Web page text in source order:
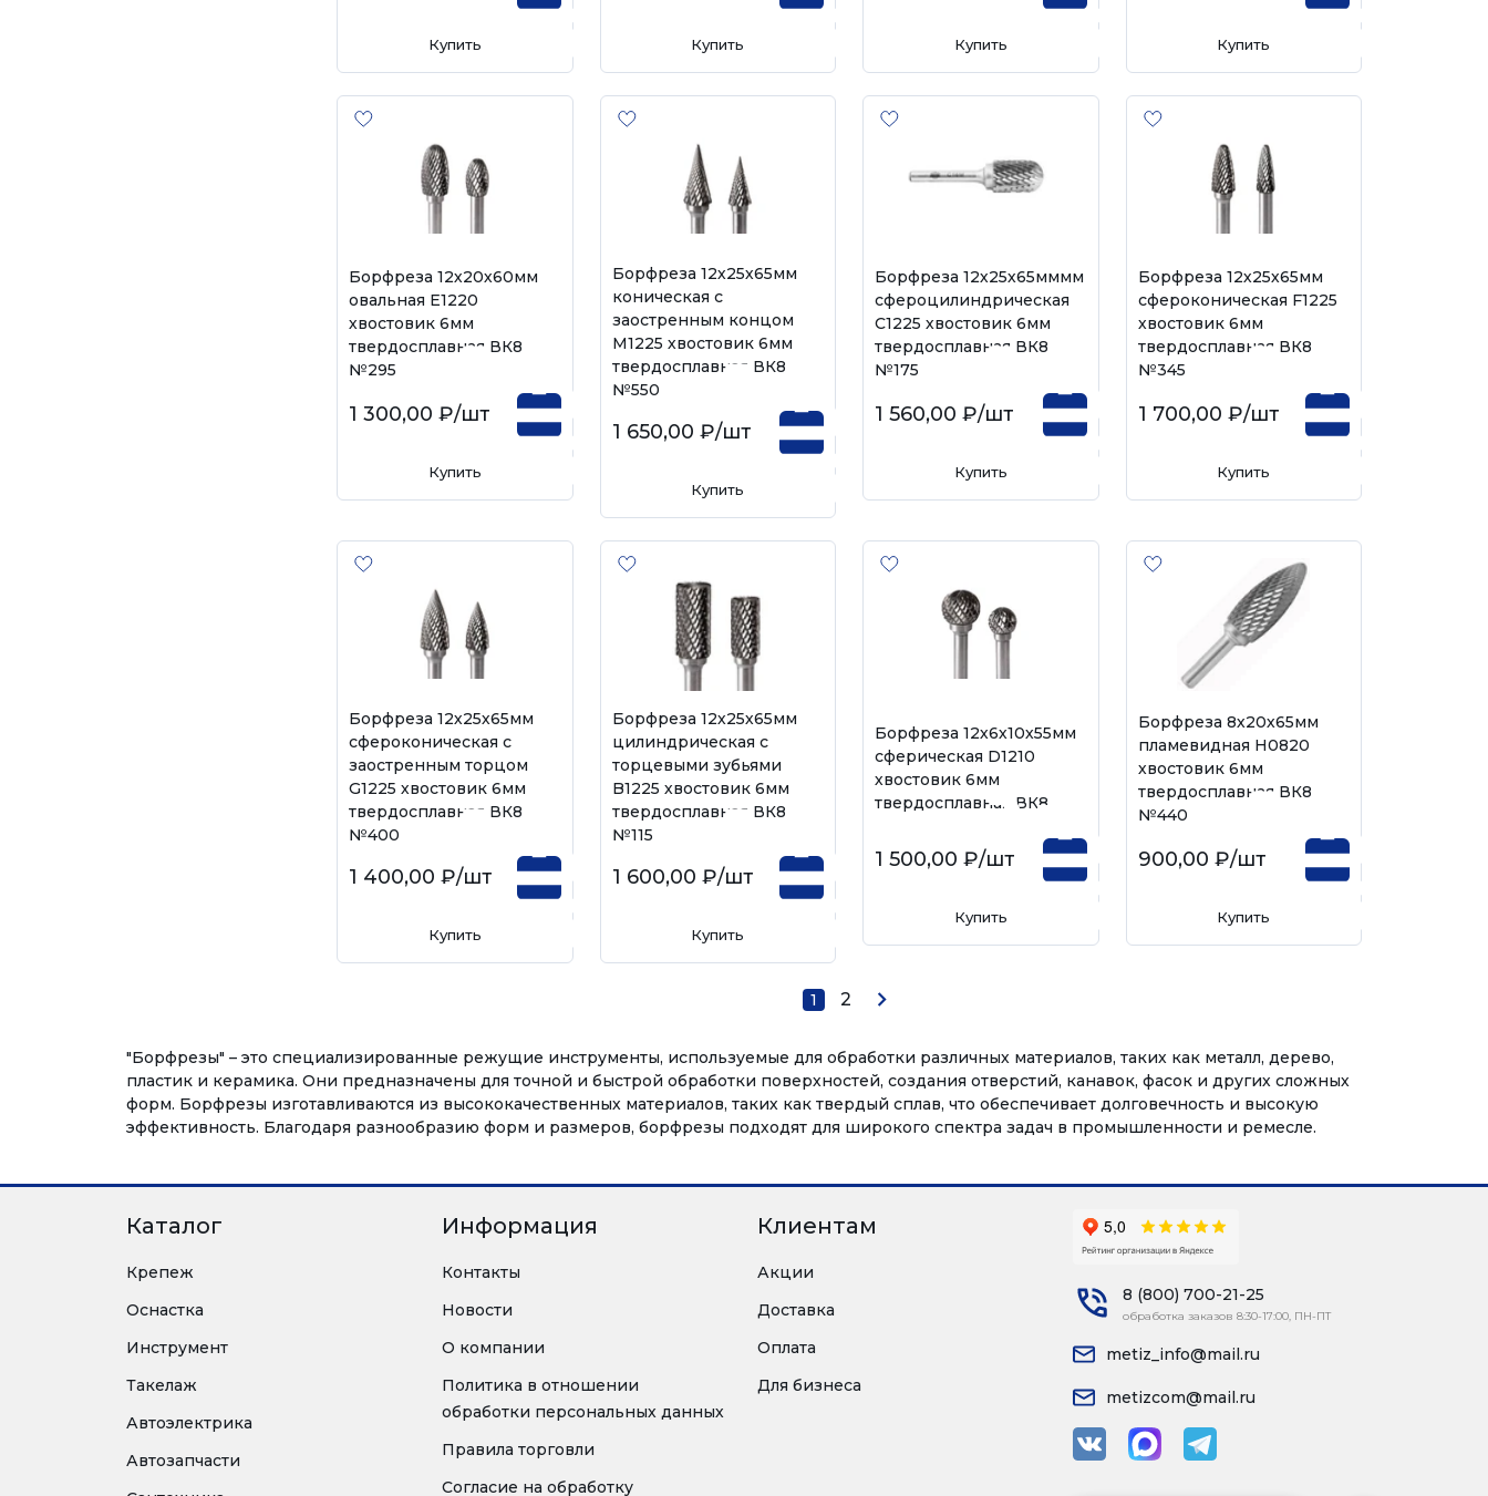
Купить Купить Купить Купить
Борфреза 12х20х60мм
овальная E1220
хвостовик 6мм
твердосплавная ВК8
№295
1 300,00 ₽/шт
Купить
Борфреза 12х25х65мм
коническая с
заостренным концом
M1225 хвостовик 6мм
твердосплавная ВК8
№550
1 650,00 ₽/шт
Купить
Борфреза 12х25х65мммм
сфероцилиндрическая
C1225 хвостовик 6мм
твердосплавная ВК8
№175
1 560,00 ₽/шт
Купить
Борфреза 12х25х65мм
сфероконическая F1225
хвостовик 6мм
твердосплавная ВК8
№345
1 700,00 ₽/шт
Купить
Борфреза 12х25х65мм
сфероконическая с
заостренным торцом
G1225 хвостовик 6мм
твердосплавная ВК8
№400
1 400,00 ₽/шт
Купить
Борфреза 12х25х65мм
цилиндрическая с
торцевыми зубьями
B1225 хвостовик 6мм
твердосплавная ВК8
№115
1 600,00 ₽/шт
Купить
Борфреза 12х6х10х55мм
сферическая D1210
хвостовик 6мм
твердосплавная ВК8
1 500,00 ₽/шт
Купить
Борфреза 8х20х65мм
пламевидная H0820
хвостовик 6мм
твердосплавная ВК8
№440
900,00 ₽/шт
Купить
1 2
"Борфрезы" – это специализированные режущие инструменты, используемые для обработки различных материалов, таких как металл, дерево,
пластик и керамика. Они предназначены для точной и быстрой обработки поверхностей, создания отверстий, канавок, фасок и других сложных
форм. Борфрезы изготавливаются из высококачественных материалов, таких как твердый сплав, что обеспечивает долговечность и высокую
эффективность. Благодаря разнообразию форм и размеров, борфрезы подходят для широкого спектра задач в промышленности и ремесле.
Каталог
Крепеж
Оснастка
Инструмент
Такелаж
Автоэлектрика
Автозапчасти
Информация
Контакты
Новости
О компании
Политика в отношении
обработки персональных данных
Правила торговли
Согласие на обработку
Клиентам
Акции
Доставка
Оплата
Для бизнеса
8 (800) 700-21-25
обработка заказов 8:30-17:00, ПН-ПТ
metiz_info@mail.ru
metizcom@mail.ru